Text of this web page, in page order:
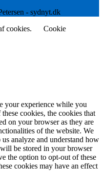
- sydnyt.dk
cookies.
Cookie
your experience while you
cookies, the cookies that
on your browser as they are
of the website. We
analyze and understand how
be stored in your browser
the option to opt-out of these
cookies may have an effect